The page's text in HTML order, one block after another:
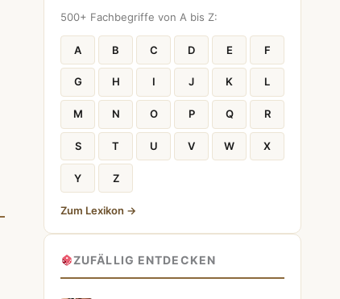
500+ Fachbegriffe von A bis Z:
A B C D E F
G H I J K L
M N O P Q R
S T U V W X
Y Z
Zum Lexikon →
ZUFÄLLIG ENTDECKEN